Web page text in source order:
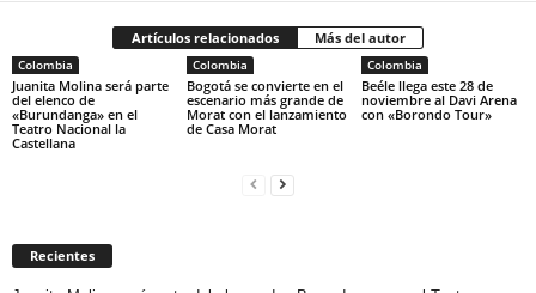
Artículos relacionados Más del autor
Colombia
Juanita Molina será parte
del elenco de
«Burundanga» en el
Teatro Nacional la
Castellana
Colombia
Bogotá se convierte en el
escenario más grande de
Morat con el lanzamiento
de Casa Morat
Colombia
Beéle llega este 28 de
noviembre al Davi Arena
con «Borondo Tour»
Recientes